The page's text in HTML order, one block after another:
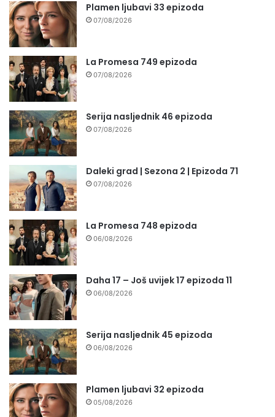
Plamen ljubavi 33 epizoda
07/08/2026
La Promesa 749 epizoda
07/08/2026
Serija nasljednik 46 epizoda
07/08/2026
Daleki grad | Sezona 2 | Epizoda 71
07/08/2026
La Promesa 748 epizoda
06/08/2026
Daha 17 – Još uvijek 17 epizoda 11
06/08/2026
Serija nasljednik 45 epizoda
06/08/2026
Plamen ljubavi 32 epizoda
05/08/2026